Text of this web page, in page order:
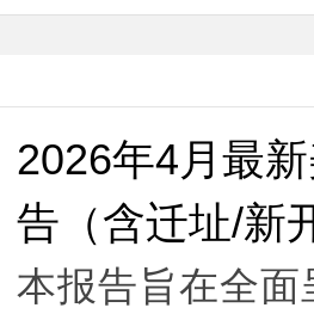
2026年4月最
告（含迁址/新
本报告旨在全